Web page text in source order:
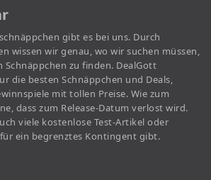
gibt es bei uns. Durch
wissen wir genau, wo wir suchen müssen,
Schnäppchen zu finden. DealGott
die besten Schnäppchen und Deals,
mit tollen Preise. Wie zum
dass zum Release-Datum verlost wird.
viele kostenlose Test-Artikel oder
ein begrenztes Kontingent gibt.